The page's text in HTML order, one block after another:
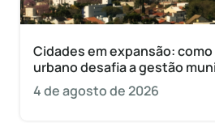
Cidades em expansão:
urbano desafia a gestão
4 de agosto de 2026